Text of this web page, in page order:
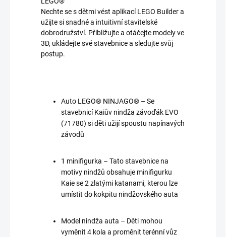
Nechte se s dětmi vést aplikací LEGO Builder a
užijte si snadné a intuitivní stavitelské
dobrodružství. Přibližujte a otáčejte modely ve
3D, ukládejte své stavebnice a sledujte svůj
postup.
Auto LEGO® NINJAGO® – Se
stavebnicí Kaiův nindža závoďák EVO
(71780) si děti užijí spoustu napínavých
závodů
1 minifigurka – Tato stavebnice na
motivy nindžů obsahuje minifigurku
Kaie se 2 zlatými katanami, kterou lze
umístit do kokpitu nindžovského auta
Model nindža auta – Děti mohou
vyměnit 4 kola a proměnit terénní vůz